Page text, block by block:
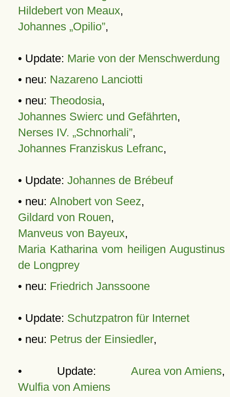
Hildebert von Meaux,
Johannes „Opilio”,
• Update: Marie von der Menschwerdung
• neu: Nazareno Lanciotti
• neu: Theodosia,
Johannes Swierc und Gefährten,
Nerses IV. „Schnorhali”,
Johannes Franziskus Lefranc,
• Update: Johannes de Brébeuf
• neu: Alnobert von Seez,
Gildard von Rouen,
Manveus von Bayeux,
Maria Katharina vom heiligen Augustinus
de Longprey
• neu: Friedrich Janssoone
• Update: Schutzpatron für Internet
• neu: Petrus der Einsiedler,
• Update: Aurea von Amiens,
Wulfia von Amiens